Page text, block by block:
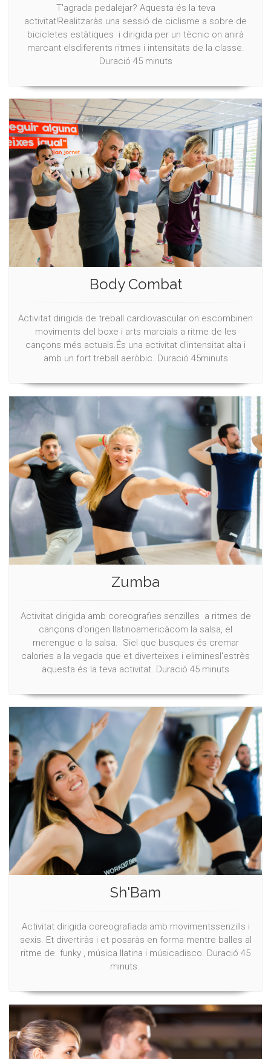
T'agrada pedalejar? Aquesta és la teva
activitat!Realitzaràs una sessió de ciclisme a sobre de
bicicletes estàtiques i dirigida per un tècnic on anirà
marcant elsdiferents ritmes i intensitats de la classe.
Duració 45 minuts
Body Combat
Activitat dirigida de treball cardiovascular on escombinen
moviments del boxe i arts marcials a ritme de les
cançons més actuals.És una activitat d'intensitat alta i
amb un fort treball aeròbic. Duració 45minuts
Zumba
Activitat dirigida amb coreografies senzilles a ritmes de
cançons d'origen llatinoamericàcom la salsa, el
merengue o la salsa. Siel que busques és cremar
calories a la vegada que et diverteixes i eliminesl'estrès
aquesta és la teva activitat. Duració 45 minuts
Sh'Bam
Activitat dirigida coreografiada amb movimentssenzills i
sexis. Et divertiràs i et posaràs en forma mentre balles al
ritme de funky , música llatina i músicadisco. Duració 45
minuts.